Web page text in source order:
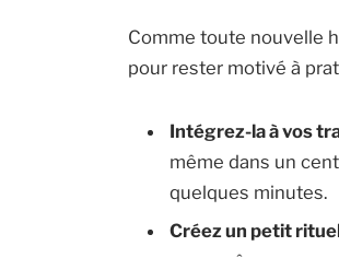
Comme toute nouvelle
pour rester motivé à
Intégrez-la à vos
même dans un
quelques minutes.
Créez un petit